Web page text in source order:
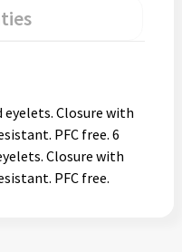
eyelets. Closure with
PFC free. 6
Closure with
PFC free.